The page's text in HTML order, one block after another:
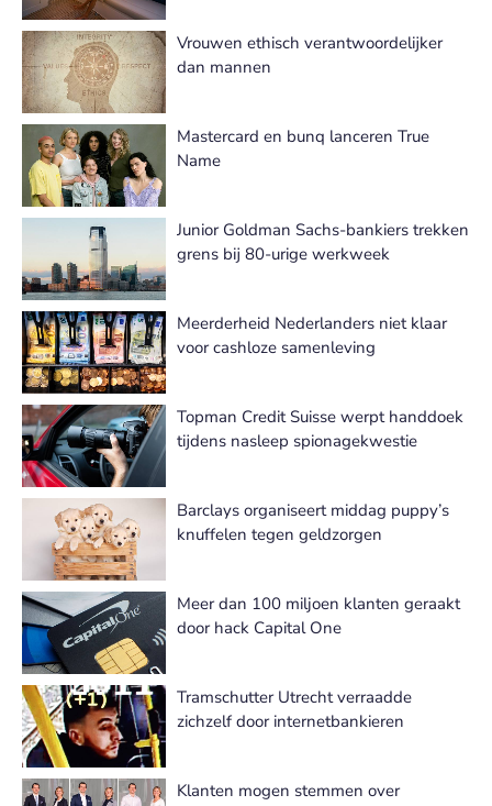
Vrouwen ethisch verantwoordelijker
dan mannen
Mastercard en bunq lanceren True
Name
Junior Goldman Sachs-bankiers trekken
grens bij 80-urige werkweek
Meerderheid Nederlanders niet klaar
voor cashloze samenleving
Topman Credit Suisse werpt handdoek
tijdens nasleep spionagekwestie
Barclays organiseert middag puppy’s
knuffelen tegen geldzorgen
Meer dan 100 miljoen klanten geraakt
door hack Capital One
Tramschutter Utrecht verraadde
zichzelf door internetbankieren
Klanten mogen stemmen over